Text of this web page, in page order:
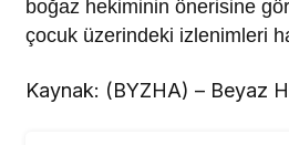
boğaz hekiminin önerisine
çocuk üzerindeki izlenimleri
Kaynak: (BYZHA) – Beyaz